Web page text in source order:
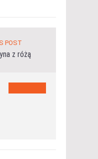
POST
z różą